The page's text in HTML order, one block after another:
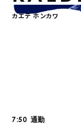
カエデ ホンカワ
7:50 通勤